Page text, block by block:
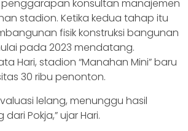
konsultan manajemen
stadion. Ketika kedua tahap itu
fisik konstruksi bangunan
pada 2023 mendatang.
Hari, stadion “Manahan Mini” baru
30 ribu penonton.
lelang, menunggu hasil
Pokja,” ujar Hari.